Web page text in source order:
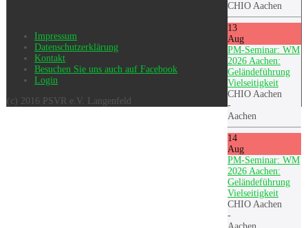
CHIO Aachen
13
Aug
PM-Seminar: WM
2026 Aachen:
Geländeführung
Vielseitigkeit
CHIO Aachen
-
Aachen
14
Aug
PM-Seminar: WM
2026 Aachen:
Geländeführung
Vielseitigkeit
CHIO Aachen
-
Aachen
Impressum
Datenschutzerklärung
Kontakt
Besuchen Sie uns auch auf Facebook
Login
(c) 2016 PSVR e.V. Langenfeld